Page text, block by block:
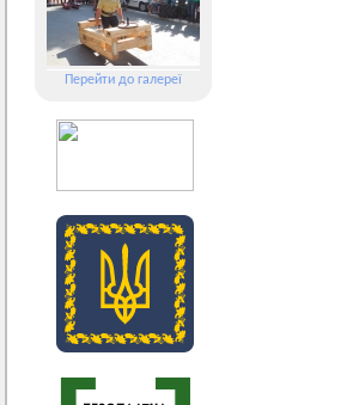
Перейти до галереї